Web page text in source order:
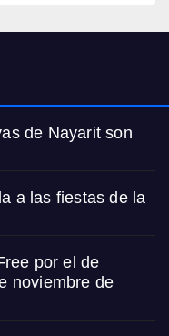
de Nayarit son
a las fiestas de la
por el de
noviembre de